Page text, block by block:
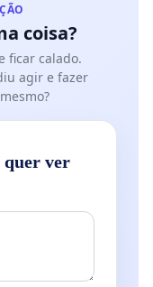
coisa?
ficar calado.
agir e fazer
quer ver